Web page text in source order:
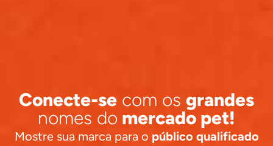
Conecte-se com os grandes
nomes do mercado pet!
Mostre sua marca para o público qualificado